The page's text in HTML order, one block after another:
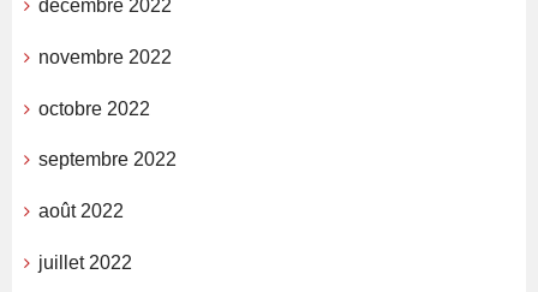
décembre 2022
novembre 2022
octobre 2022
septembre 2022
août 2022
juillet 2022